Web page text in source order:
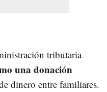
tributaria
una donación
dinero entre familiares.